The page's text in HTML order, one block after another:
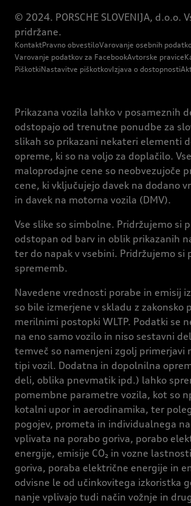
© 2024. PORSCHE SLOVENIJA, d.o.o.
pridržane.
KontaktPravno obvestiloVarovanje osebnih
Varovanje podatkov za FacebookAvtorske pravice
PiškotkiNastavitve piškotkovIzjava o dostopnosti
Prikazana vozila lahko v posameznih
odstopajo od trenutne ponudbe za
slikah so prikazani nekateri elementi
opreme, ki so na voljo za doplačilo.
maloprodajne cene so neobvezujoče
cene, ki vključujejo davek na dodano
in davek na motorna vozila (DMV).
Vse slike so simbolne. Pridržujemo si
odstopan od barv in oblik prikazanih
ter do napak v vsebini. Pridržujemo si
sprememb.
Navedene vrednosti porabe in emisij
so bile izmerjene v skladu z zakonsko
merilnimi postopki WLTP. Podatki se
na eno samo vozilo in niso sestavni
temveč so namenjeni zgolj primerjavi
tipi vozil. Dodatna in dopolnilna
deli, oblika pnevmatik ipd.) lahko
pomembne parametre vozila, kot so
kotalni upor in aerodinamika, ter
pogojev, prometa in individualnega
vplivata na porabo goriva, porabo
energije, emisije CO₂ in vozne
goriva, poraba električne energije in
odvisne le od učinkovitega izkoristka
nanje vplivajo tudi način vožnje in